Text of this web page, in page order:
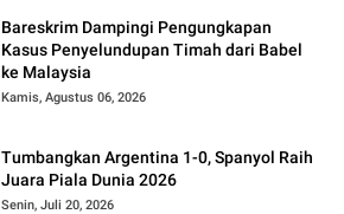
Bareskrim Dampingi Pengungkapan
Kasus Penyelundupan Timah dari Babel
ke Malaysia
Kamis, Agustus 06, 2026
Tumbangkan Argentina 1-0, Spanyol Raih
Juara Piala Dunia 2026
Senin, Juli 20, 2026